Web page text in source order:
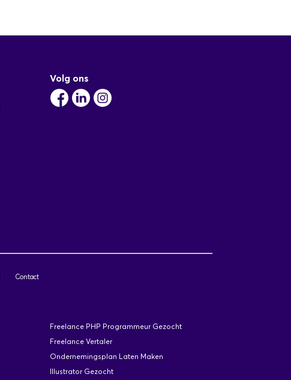
Volg ons
Contact
Freelance PHP Programmeur Gezocht
Freelance Vertaler
Ondernemingsplan Laten Maken
Illustrator Gezocht